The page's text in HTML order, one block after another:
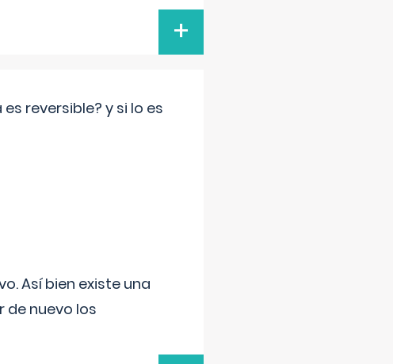
+
reversible? y si lo es
Así bien existe una
nuevo los